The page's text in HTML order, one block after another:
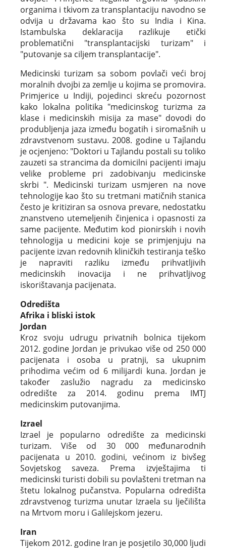
organima i tkivom za transplantaciju navodno se
odvija u državama kao što su India i Kina.
Istambulska deklaracija razlikuje etički
problematični "transplantacijski turizam" i
"putovanje sa ciljem transplantacije".
Medicinski turizam sa sobom povlači veći broj
moralnih dvojbi za zemlje u kojima se promovira.
Primjerice u Indiji, pojedinci skreću pozornost
kako lokalna politika "medicinskog turizma za
klase i medicinskih misija za mase" dovodi do
produbljenja jaza između bogatih i siromašnih u
zdravstvenom sustavu. 2008. godine u Tajlandu
je ocjenjeno: "Doktori u Tajlandu postali su toliko
zauzeti sa strancima da domicilni pacijenti imaju
velike probleme pri zadobivanju medicinske
skrbi ". Medicinski turizam usmjeren na nove
tehnologije kao što su tretmani matičnih stanica
često je kritiziran sa osnova prevare, nedostatku
znanstveno utemeljenih činjenica i opasnosti za
same pacijente. Međutim kod pionirskih i novih
tehnologija u medicini koje se primjenjuju na
pacijente izvan redovnih kliničkih testiranja teško
je napraviti razliku između prihvatljivih
medicinskih inovacija i ne prihvatljivog
iskorištavanja pacijenata.
Odredišta
Afrika i bliski istok
Jordan
Kroz svoju udrugu privatnih bolnica tijekom
2012. godine Jordan je privukao više od 250 000
pacijenata i osoba u pratnji, sa ukupnim
prihodima većim od 6 milijardi kuna. Jordan je
također zaslužio nagradu za medicinsko
odredište za 2014. godinu prema IMTJ
medicinskim putovanjima.
Izrael
Izrael je popularno odredište za medicinski
turizam. Više od 30 000 međunarodnih
pacijenata u 2010. godini, većinom iz bivšeg
Sovjetskog saveza. Prema izvještajima ti
medicinski turisti dobili su povlašteni tretman na
štetu lokalnog pučanstva. Popularna odredišta
zdravstvenog turizma unutar Izraela su lječilišta
na Mrtvom moru i Galilejskom jezeru.
Iran
Tijekom 2012. godine Iran je posjetilo 30,000 ljudi